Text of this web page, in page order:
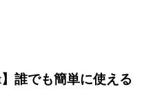
誰でも簡単に使える